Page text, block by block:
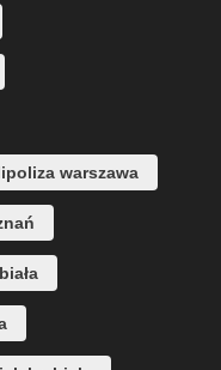
warszawa